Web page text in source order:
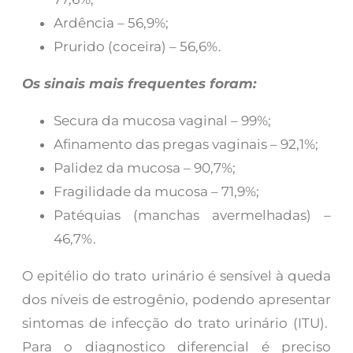
Ardência – 56,9%;
Prurido (coceira) – 56,6%.
Os sinais mais frequentes foram:
Secura da mucosa vaginal – 99%;
Afinamento das pregas vaginais – 92,1%;
Palidez da mucosa – 90,7%;
Fragilidade da mucosa – 71,9%;
Patéquias (manchas avermelhadas) –
46,7%.
O epitélio do trato urinário é sensível à queda
dos níveis de estrogênio, podendo apresentar
sintomas de infecção do trato urinário (ITU).
Para o diagnostico diferencial é preciso